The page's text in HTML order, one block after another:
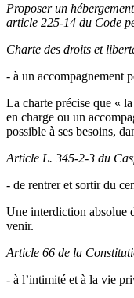
Proposer un
article 225-14 du Code
Charte des droits et
- à un accompagnement
La charte précise que «
en charge ou un
possible à ses besoins,
Article L. 345-2-3 du
- de rentrer et sortir du
Une interdiction absolue
venir.
Article 66 de la
- à l’intimité et à la vie